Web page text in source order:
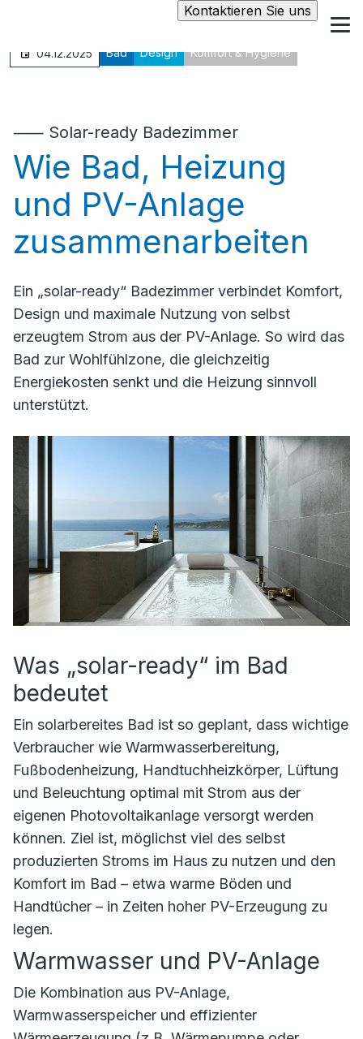
Kontaktieren Sie uns
04.12.2025 Bad Design Komfort & Hygiene
⸺ Solar-ready Badezimmer
Wie Bad, Heizung
und PV-Anlage
zusammenarbeiten
Ein „solar-ready“ Badezimmer verbindet Komfort,
Design und maximale Nutzung von selbst
erzeugtem Strom aus der PV-Anlage. So wird das
Bad zur Wohlfühlzone, die gleichzeitig
Energiekosten senkt und die Heizung sinnvoll
unterstützt.
Was „solar-ready“ im Bad
bedeutet
Ein solar­bereites Bad ist so geplant, dass wichtige
Verbraucher wie Warmwasserbereitung,
Fußbodenheizung, Handtuchheizkörper, Lüftung
und Beleuchtung optimal mit Strom aus der
eigenen Photovoltaikanlage versorgt werden
können. Ziel ist, möglichst viel des selbst
produzierten Stroms im Haus zu nutzen und den
Komfort im Bad – etwa warme Böden und
Handtücher – in Zeiten hoher PV-Erzeugung zu
legen.
Warmwasser und PV-Anlage
Die Kombination aus PV-Anlage,
Warmwasserspeicher und effizienter